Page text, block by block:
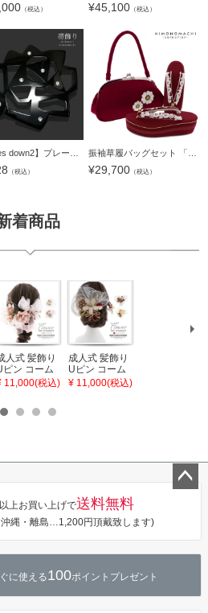
（税込） ¥45,100（税込）
（税込） ¥29,700（税込）
着商品
人式 髪飾り
ピン コーム
Uピン 5点セ
ボン 白・ピン
髪飾り 成人
着物【メー
11,000(税込)
成人式 髪飾り
Uピン コーム
とUピン 2点セ
飾り お花髪飾
式 結婚式 着物
可】
¥ 11,000(税込)
タン・夜の葉
音・金継ぎ・
チューリッ
ワンピース 簡
単着付け 大人
上お買い上げで送料無料
縄・離島…1,200円頂戴致します)
に使える100ポイントプレゼント